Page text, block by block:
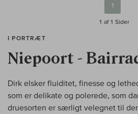
1
1 af 1 Sider
I PORTRÆT
Niepoort -
Dirk elsker fluiditet, finesse og
som er delikate og polerede, som
druesorten er særligt velegnet til